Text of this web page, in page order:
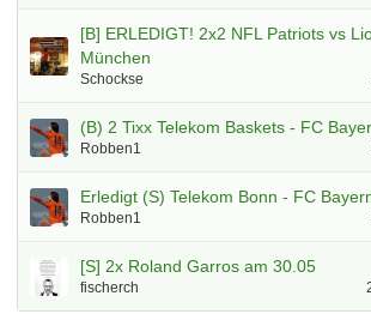
[B] ERLEDIGT! 2x2 NFL Patriots vs
München
Schockse
(B) 2 Tixx Telekom Baskets - FC
Robben1
Erledigt (S) Telekom Bonn - FC
Robben1
[S] 2x Roland Garros am 30.05
fischerch